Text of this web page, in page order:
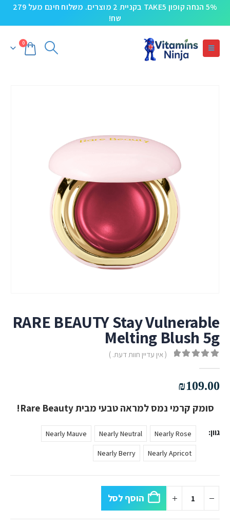
5% הנחה קופון TAKE5 בקניית 2 מוצרים. משלוח חינם מעל 279
שח!
0
RARE BEAUTY Stay Vulnerable
Melting Blush 5g
( אין עדיין חוות דעת. )
₪109.00
סומק קרמי נמס למראה טבעי מבית Rare Beauty!
גוון Nearly Rose
Nearly Neutral
Nearly Mauve
Nearly Apricot
Nearly Berry
הוסף לסל